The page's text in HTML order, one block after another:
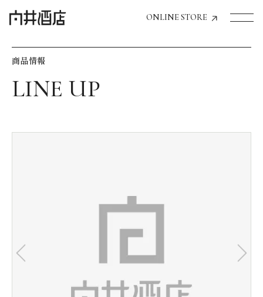
ONLINE STORE
飲食店経営のお客様
お気に入り機能の活用方法
会社情報
商品情報